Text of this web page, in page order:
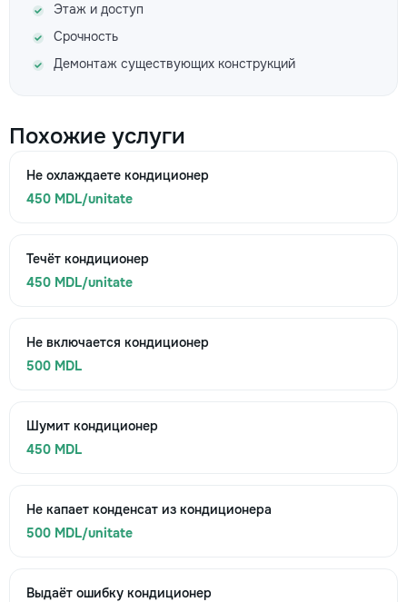
Этаж и доступ
Срочность
Демонтаж существующих конструкций
Похожие услуги
Не охлаждаете кондиционер
450 MDL/unitate
Течёт кондиционер
450 MDL/unitate
Не включается кондиционер
500 MDL
Шумит кондиционер
450 MDL
Не капает конденсат из кондиционера
500 MDL/unitate
Выдаёт ошибку кондиционер